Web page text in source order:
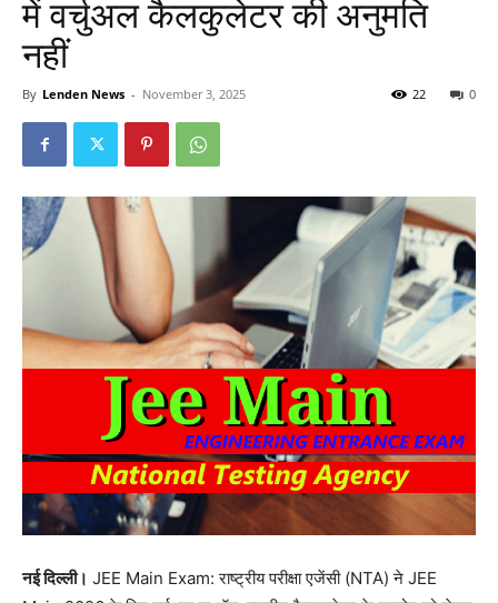
में वर्चुअल कैलकुलेटर की अनुमति
नहीं
By Lenden News - November 3, 2025 0
22
नई दिल्ली। JEE Main Exam: राष्ट्रीय परीक्षा एजेंसी (NTA) ने JEE